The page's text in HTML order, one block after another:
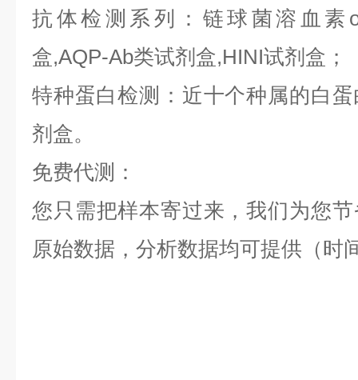
抗体检测系列：链球菌溶血素
盒,AQP-Ab类试剂盒,HINI试剂盒；
特种蛋白检测：近十个种属的白
剂盒。
免费代测：
您只需把样本寄过来，我们为您
原始数据，分析数据均可提供（时